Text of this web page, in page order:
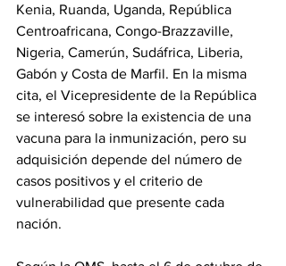
Kenia, Ruanda, Uganda, República
Centroafricana, Congo-Brazzaville,
Nigeria, Camerún, Sudáfrica, Liberia,
Gabón y Costa de Marfil. En la misma
cita, el Vicepresidente de la República
se interesó sobre la existencia de una
vacuna para la inmunización, pero su
adquisición depende del número de
casos positivos y el criterio de
vulnerabilidad que presente cada
nación.